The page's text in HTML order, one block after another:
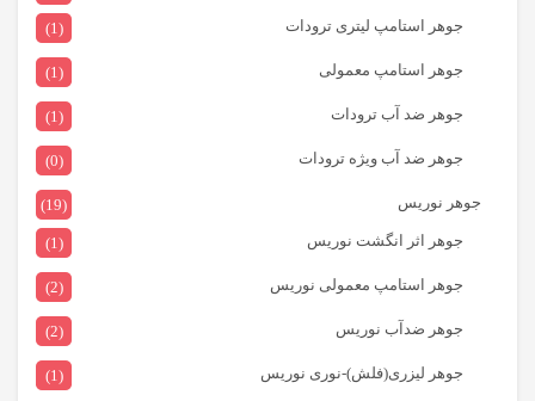
جوهر استامپ لیتری ترودات
(1)
جوهر استامپ معمولی (1)
جوهر ضد آب ترودات (1)
جوهر ضد آب ویژه ترودات (0)
جوهر نوریس
(19)
جوهر اثر انگشت نوریس
(1)
جوهر استامپ معمولی نوریس (2)
جوهر ضدآب نوریس (2)
جوهر لیزری(فلش)-نوری نوریس (1)